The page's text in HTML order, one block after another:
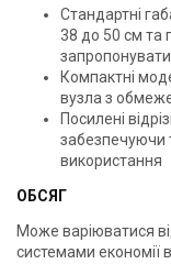
Стандартні
38 до 50 см та
запропонувати
Компактні
вузла з
Посилені
забезпечуючи
використання
ОБСЯГ
Може варіюватися
системами економії